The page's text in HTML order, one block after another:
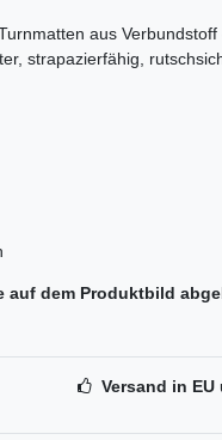
aus
strapazierfähig,
auf dem Produktbild
Versand in